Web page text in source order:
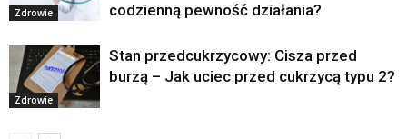
Zdrowie
codzienną pewność działania?
Zdrowie
Stan przedcukrzycowy: Cisza przed
burzą – Jak uciec przed cukrzycą typu 2?